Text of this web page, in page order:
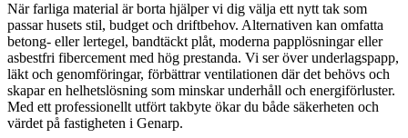
När farliga material är borta hjälper vi dig välja ett nytt tak som
passar husets stil, budget och driftbehov. Alternativen kan omfatta
betong- eller lertegel, bandtäckt plåt, moderna papplösningar eller
asbestfri fibercement med hög prestanda. Vi ser över underlagspapp,
läkt och genomföringar, förbättrar ventilationen där det behövs och
skapar en helhetslösning som minskar underhåll och energiförluster.
Med ett professionellt utfört takbyte ökar du både säkerheten och
värdet på fastigheten i Genarp.